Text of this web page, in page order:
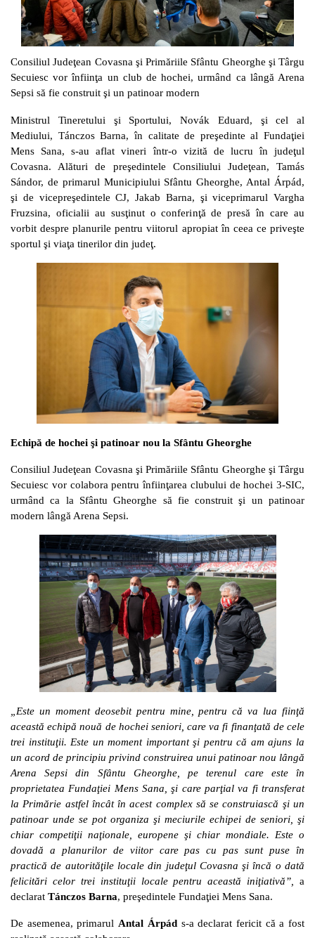
Consiliul Judeţean Covasna şi Primăriile Sfântu Gheorghe şi Târgu
Secuiesc vor înfiinţa un club de hochei, urmând ca lângă Arena
Sepsi să fie construit şi un patinoar modern
Ministrul Tineretului şi Sportului, Novák Eduard, şi cel al
Mediului, Tánczos Barna, în calitate de preşedinte al Fundaţiei
Mens Sana, s-au aflat vineri într-o vizită de lucru în judeţul
Covasna. Alături de preşedintele Consiliului Judeţean, Tamás
Sándor, de primarul Municipiului Sfântu Gheorghe, Antal Árpád,
şi de vicepreşedintele CJ, Jakab Barna, şi viceprimarul Vargha
Fruzsina, oficialii au susţinut o conferinţă de presă în care au
vorbit despre planurile pentru viitorul apropiat în ceea ce priveşte
sportul şi viaţa tinerilor din judeţ.
Echipă de hochei şi patinoar nou la Sfântu Gheorghe
Consiliul Judeţean Covasna şi Primăriile Sfântu Gheorghe şi Târgu
Secuiesc vor colabora pentru înfiinţarea clubului de hochei 3-SIC,
urmând ca la Sfântu Gheorghe să fie construit şi un patinoar
modern lângă Arena Sepsi.
„Este un moment deosebit pentru mine, pentru că va lua fiinţă
această echipă nouă de hochei seniori, care va fi finanţată de cele
trei instituţii. Este un moment important şi pentru că am ajuns la
un acord de principiu privind construirea unui patinoar nou lângă
Arena Sepsi din Sfântu Gheorghe, pe terenul care este în
proprietatea Fundaţiei Mens Sana, şi care parţial va fi transferat
la Primărie astfel încât în acest complex să se construiască şi un
patinoar unde se pot organiza şi meciurile echipei de seniori, şi
chiar competiţii naţionale, europene şi chiar mondiale. Este o
dovadă a planurilor de viitor care pas cu pas sunt puse în
practică de autorităţile locale din judeţul Covasna şi încă o dată
felicitări celor trei instituţii locale pentru această iniţiativă”,
a
declarat Tánczos Barna, preşedintele Fundaţiei Mens Sana.
De asemenea, primarul Antal Árpáds-a declarat fericit că a fost